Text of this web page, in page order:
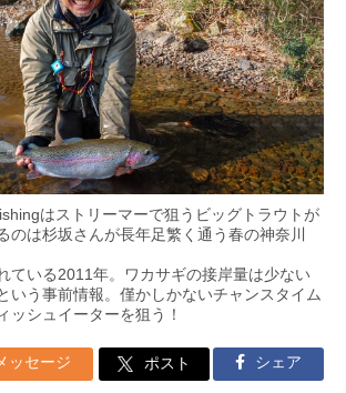
はストリーマーで狙うビッグトラウトが
のは杉坂さんが長年足繁く通う春の神奈川
ている2011年。ワカサギの接岸量は少ない
いう事前情報。僅かしかないチャンスタイム
ッシュイーターを狙う！
ッセージ ポスト シェア